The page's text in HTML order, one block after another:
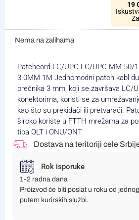
19
Nema na zalihama
Patchcord LC/UPC-LC/UPC MM 50/
3.0MM 1M Jednomodni patch kabl
prečnika 3 mm, koji se završava LC/
konektorima, koristi se za
kao što su prekidači ili pretvarači.
široko koriste u FTTH mrežama za
tipa OLT i ONU/ONT.
Dostava na teritoriji cele
Rok isporuke
1-2 radna dana
Proizvod će biti poslat u roku od
putem kurirskih službi.